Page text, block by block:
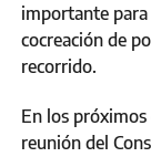
importante
cocreación de
recorrido.
En los próximos
reunión del